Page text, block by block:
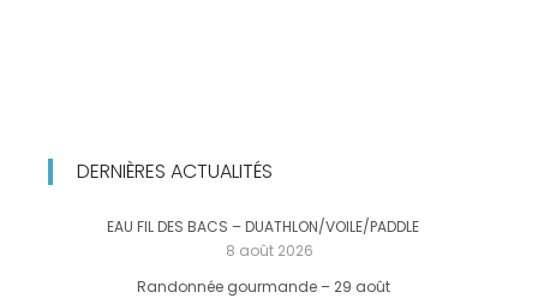
DERNIÈRES ACTUALITÉS
EAU FIL DES BACS – DUATHLON/VOILE/PADDLE
8 août 2026
Randonnée gourmande – 29 août